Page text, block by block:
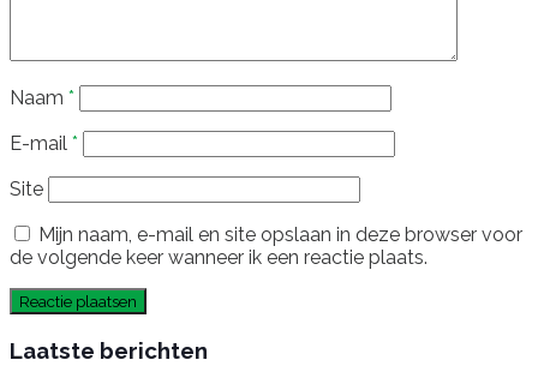
Naam *
E-mail *
Site
Mijn naam, e-mail en site opslaan in deze browser voor
de volgende keer wanneer ik een reactie plaats.
Laatste berichten